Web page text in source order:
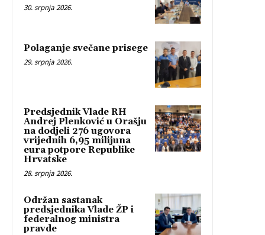
30. srpnja 2026.
Polaganje svečane prisege
29. srpnja 2026.
Predsjednik Vlade RH
Andrej Plenković u Orašju
na dodjeli 276 ugovora
vrijednih 6,95 milijuna
eura potpore Republike
Hrvatske
28. srpnja 2026.
Održan sastanak
predsjednika Vlade ŽP i
federalnog ministra
pravde